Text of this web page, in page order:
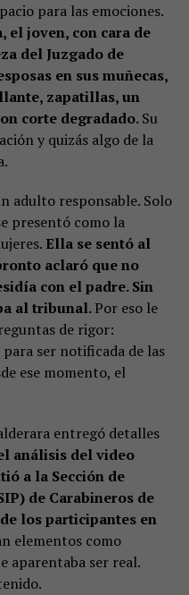
para las emociones.
el joven, con cara de
del Juzgado de
en sus muñecas,
zapatillas, un
corte degradado.Su
y quizás algo de la
adulto responsable. Solo
presentó como la
Ella se sentó al
aclaró que no
con el padre. Sin
al tribunal.Por eso le
de rigor:
ser notificada de las
ese momento, el
entregó detalles
análisis del video
a la Sección de
de Carabineros de
los participantes en
elementos como
aparentaba ser real.